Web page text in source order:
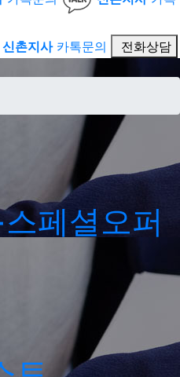
신촌지사카톡문의 전화상담
페셜오퍼